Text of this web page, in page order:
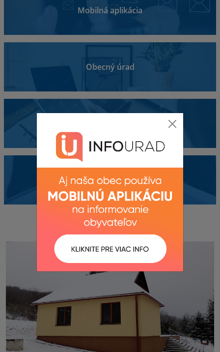
Mobilná aplikácia
Obecný úrad
Dokumenty
Fotogaléria